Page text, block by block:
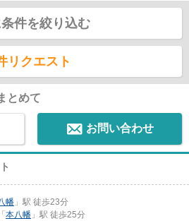
件を絞り込む
リクエスト
とめて
お問い合わせ
幡 」駅 徒歩23分
「 本八幡 」駅 徒歩25分